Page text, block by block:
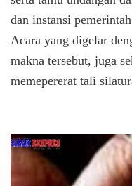
dan instansi
Acara yang digelar
makna tersebut, juga
memepererat tali